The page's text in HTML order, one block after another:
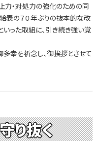
力・対処力の強化のための同
表の７０年ぶりの抜本的な改
った取組に、引き続き強い覚
幸を祈念し、御挨拶とさせて
り抜く